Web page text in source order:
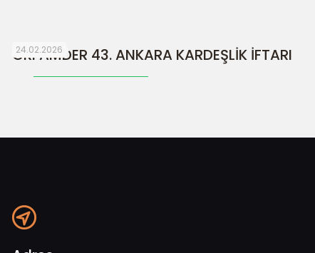
24.02.2026
ORFAMDER 43. ANKARA KARDEŞLİK İFTARI